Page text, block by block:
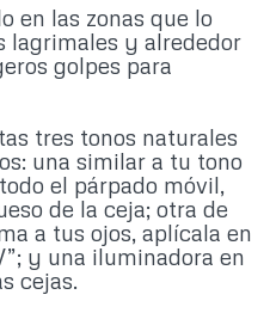
en las zonas que lo
lagrimales y alrededor
golpes para
tres tonos naturales
una similar a tu tono
el párpado móvil,
de la ceja; otra de
a tus ojos, aplícala en
y una iluminadora en
cejas.